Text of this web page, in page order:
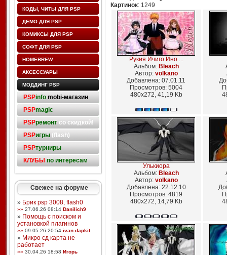
КОДЫ, ЧИТЫ ДЛЯ PSP
ДЕМО ДЛЯ PSP
КОМИКСЫ ДЛЯ PSP
СОФТ ДЛЯ PSP
HOMEBREW
АКСЕССУАРЫ
МОДДИНГ PSP
PSPinfo mobi-магазин
PSPmagic
PSPремонтсо скидкой!
PSPигры(flash)
PSPтурниры
КЛУБЫ по интересам
Свежее на форуме
» Брик psp 3008, flash0
»» 27.06.26 08:14 Danilich9
» Помощь с поиском и
установкой плагинов
»» 09.05.26 20:54 ivan dapkit
» Микро сд карта не
работает
»» 30.04.26 18:58 Игорь
Картинок: 1249
Рукия Ичиго Ино ...
Альбом: Bleach
Автор: volkano
Добавлена: 07.01.11
Просмотров: 5004
480x272, 41,19 Kb
Улькиора
Альбом: Bleach
Автор: volkano
Добавлена: 22.12.10
Просмотров: 4819
480x272, 14,79 Kb